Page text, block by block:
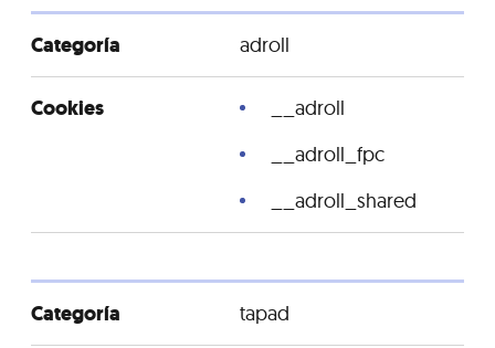
adroll
__adroll
__adroll_fpc
__adroll_shared
tapad